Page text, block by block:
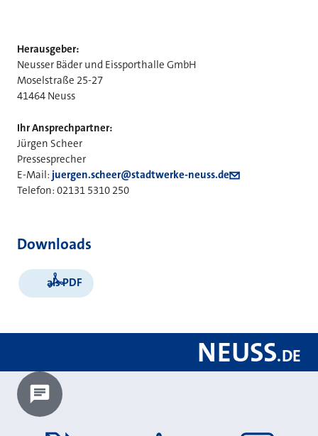
Herausgeber:
Neusser Bäder und Eissporthalle GmbH
Moselstraße 25-27
41464 Neuss
Ihr Ansprechpartner:
Jürgen Scheer
Pressesprecher
E-Mail: juergen.scheer@stadtwerke-neuss.de
Telefon: 02131 5310 250
Downloads
als PDF
NEUSS.DE
Chatbot laden?